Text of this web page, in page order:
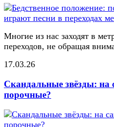
Многие из нас заходят в
переходов, не обращая
17.03.26
Скандальные звёзды: на
порочные?